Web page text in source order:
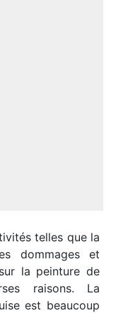
telles que la
dommages et
la peinture de
raisons. La
est beaucoup